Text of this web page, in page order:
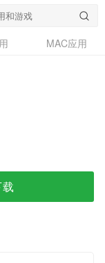
MAC应用